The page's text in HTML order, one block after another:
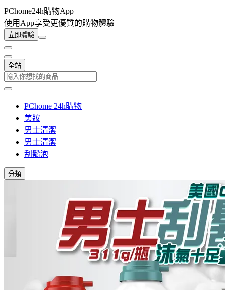
PChome24h購物App
使用App享受更優質的購物體驗
立即體驗
全站
PChome 24h購物
美妝
男士清潔
男士清潔
刮鬍泡
分類